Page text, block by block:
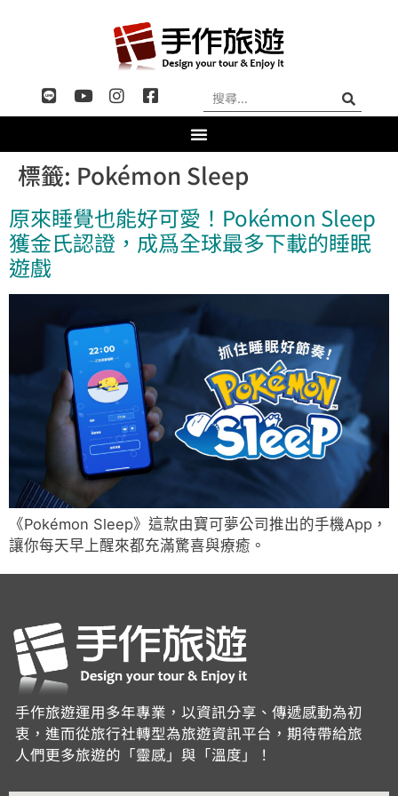
標籤: Pokémon Sleep
原來睡覺也能好可愛！Pokémon Sleep
獲金氏認證，成爲全球最多下載的睡眠
遊戲
《Pokémon Sleep》這款由寶可夢公司推出的手機App，
讓你每天早上醒來都充滿驚喜與療癒。
手作旅遊運用多年專業，以資訊分享、傳遞感動為初
衷，進而從旅行社轉型為旅遊資訊平台，期待帶給旅
人們更多旅遊的「靈感」與「溫度」！